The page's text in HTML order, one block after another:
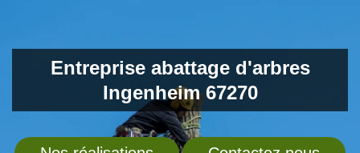
Entreprise abattage d'arbres
Ingenheim 67270